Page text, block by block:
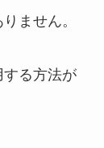
ません。
る方法が